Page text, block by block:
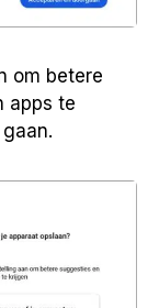
om betere
apps te